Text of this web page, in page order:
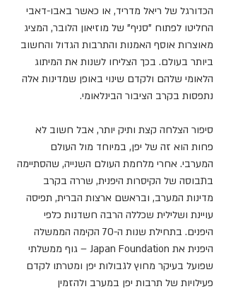
הכדורגל של ריאל מדריד, או כאשר באבו-דאבי
החליטו לפתוח "סניף" של מוזיאון הלובר, המציג
מאוצרות אוסף האמנות והתרבות הגדול והחשוב
ביותר בעולם. בכך הצליחו לשנות את המיתוג
הלאומי שלהם ולקדם שינוי באופן שמדינות אלה
נתפסות בקרב הציבור הבינלאומי.
סיפור הצלחה קצת ותיק יותר, אבל חשוב לא
פחות הוא זה של יפן, במיוחד מול העולם
המערבי. אחרי מלחמת העולם השנייה, שהסתיימה
בתבוסה של הקיסרות היפנית, שררה בקרב
מדינות המערב, ובראשם ארצות הברית, תפיסה
עויינת ושלילית שכללה הרבה חשדנות כלפי
היפנים. בתחילת שנות ה-70 הקימה הממשלה
היפנית את Japan Foundation – גוף ממשלתי
שפועל בעיקר מחוץ לגבולות יפן ומטרתו לקדם
פעילויות של תרבות יפן במערב ולהזמין